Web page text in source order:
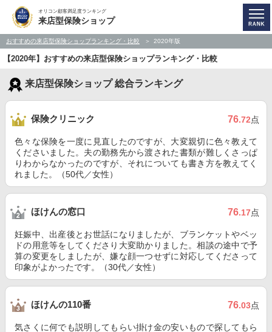
オリコン顧客満足度ランキング
来店型保険ショップ
おすすめの来店型保険ショップランキング・比較 2020年版
【2020年】おすすめの来店型保険ショップランキング・比較
来店型保険ショップ 総合ランキング
保険クリニック 76.72点
色々な保険を一度に見直したのですが、大変親切に色々教えて
くださいました。夫の勤務先から渡された書類が難しくさっぱ
りわからなかったのですが、それについても書き方を教えてく
れました。（50代／女性）
ほけんの窓口 76.17点
妊娠中、出産後とお世話になりましたが、ブランケットやベッ
ドの用意等をしてくださり大変助かりました。相談の途中で予
算の変更をしましたが、嫌な顔一つせずに対応してくださって
印象がよかったです。（30代／女性）
ほけんの110番 76.03点
気さくに何でも説明してもらい掛け金の安いもので探してもら